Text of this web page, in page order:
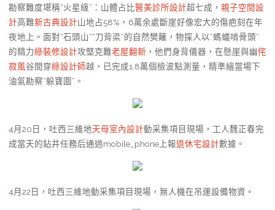
勘察難度堪稱“火星級”：山體占比醫美診所設計超七成， 親子空間設
計高難新古典設計山地占58%，6萬余處斷崖好像宏大的傷疤刻在年
夜地上。面對“石頭山”“刀背梁”的自然樊籬，物探人以“螞蟻啃骨頭”
的精力綠裝修設計攻堅克難老屋翻新 ，他們身背儀器，在懸崖與幽侘
寂風谷間穿綠設計師越，已完成1.8萬個檢波點測量，精準繪當場下
油氣勘察“躲寶圖”。
4月20日，吐西三維地天母室內設計動采集項目現場，工人魏正春完
成當天的鉆井任務后通過mobile_phone上報退休宅設計數據。
4月22日，吐西三維地動采集項目現場，無人機在吊運設備物資。